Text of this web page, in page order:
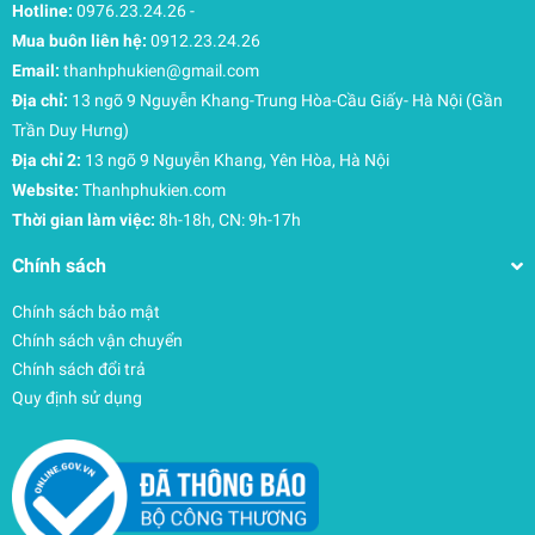
Túi hông có khóa kéo: Vị trí an toàn để đựng bình
nước hoặc các phụ kiện lấy nhanh.
Chất liệu bền vững và Đẳng cấp Thụy Điển
Chứng nhận bluesign® toàn cầu: Mọi chiếc túi
trong bộ sưu tập Landmark đều đạt chuẩn
bluesign®, đảm bảo quy trình sản xuất thân thiện
với môi trường và an toàn cho người tiêu dùng.
Vải Polyester 420D Dobby cao cấp: Chất liệu vải
giữ cho balo luôn mới sau nhiều hành trình dài.
Mở rộng khả năng mang vác: Các điểm móc (lash
points) bên ngoài cho phép bạn dễ dàng đính
kèm thêm móc khóa carabiner và các thiết bị dã
ngoại khác.
Hotline: 0976.23.24.26-
Mua buôn liên hệ: 0912.23.24.26
Email: thanhphukien@gmail.com
Địa chỉ: 13 ngõ 9 Nguyễn Khang-Trung Hòa-Cầu Giấy- Hà Nội (Gần
Trần Duy Hưng)
Địa chỉ 2: 13 ngõ 9 Nguyễn Khang, Yên Hòa, Hà Nội
Website: Thanhphukien.com
Thời gian làm việc: 8h-18h, CN: 9h-17h
Chính sách
Chính sách bảo mật
Chính sách vận chuyển
Chính sách đổi trả
Quy định sử dụng